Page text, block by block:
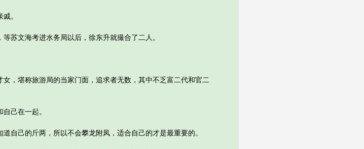
。
文海考进水务局以后，徐东升就撮合了二人。
堪称旅游局的当家门面，追求者无数，其中不乏富二代和官二
己在一起。
己的斤两，所以不会攀龙附凤，适合自己的才是最重要的。